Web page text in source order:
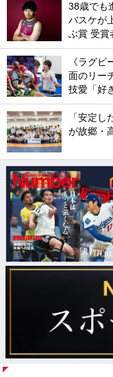
38歳でも
バスケが
ぶ賞 受賞
《ラグ
面のリー
技愛「好
「安定
が故郷・